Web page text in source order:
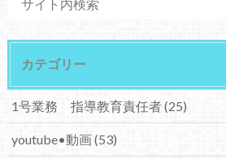
カテゴリー
1号業務 指導教育責任者(25)
youtube•動画(53)